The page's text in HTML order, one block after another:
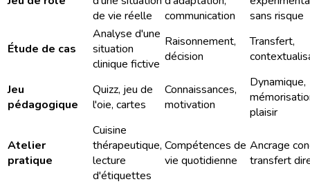
de vie réelle
communication
sans risque
Étude de cas
Analyse d'une
situation
clinique fictive
Raisonnement,
décision
Transfert,
Jeu
pédagogique
Quizz, jeu de
l'oie, cartes
Connaissances,
motivation
Dynamique,
plaisir
Atelier
pratique
Cuisine
thérapeutique,
lecture
d'étiquettes
Compétences de
vie quotidienne
Ancrage
transfert